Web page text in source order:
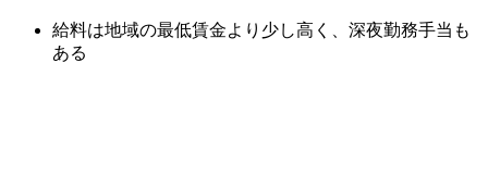
給料は地域の最低賃金より少し高く、深夜勤務手当も
ある